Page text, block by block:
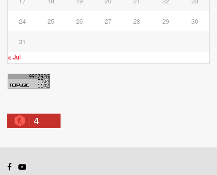
24 25 26 27 28 29 30
31
« Jul
4